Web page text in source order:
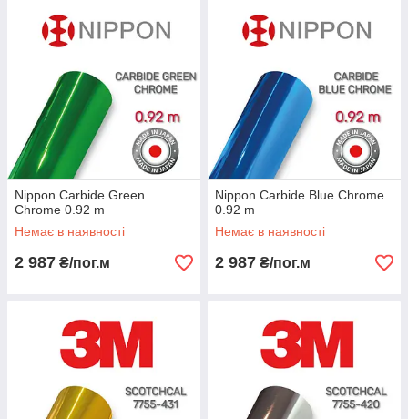
Nippon Сarbide Green
Chrome 0.92 m
Немає в наявності
2 987 ₴/пог.м
Nippon Сarbide Blue Chrome
0.92 m
Немає в наявності
2 987 ₴/пог.м